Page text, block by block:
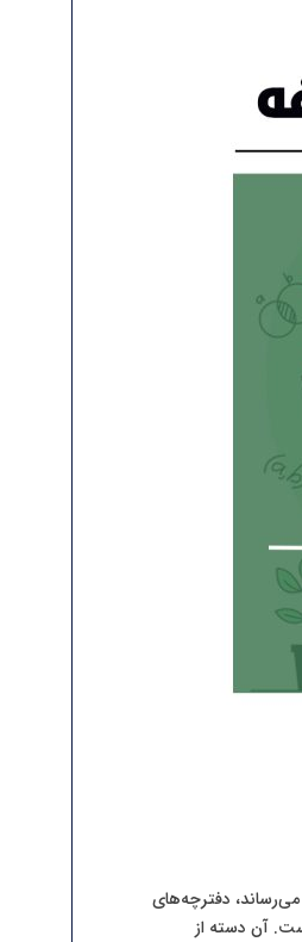
به اطلاع کلیه متقاضیان بازبینی دفترچه‌های آزمون معماری(طراحی) مردادماه ۱۴۰۳ می‌رساند، دفترچه‌های
آن دسته از